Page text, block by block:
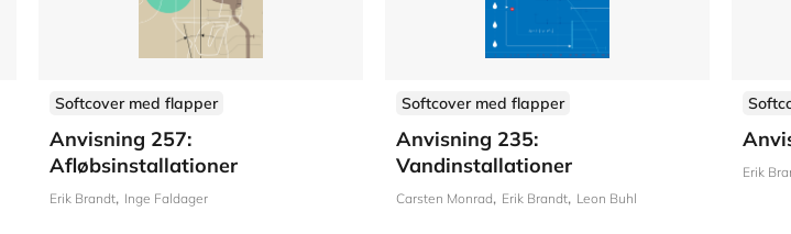
Softcover med flapper
Anvisning 257:
Afløbsinstallationer
Erik Brandt Inge Faldager
Softcover med flapper
Anvisning 235:
Vandinstallationer
Carsten Monrad Erik Brandt Leon Buhl
Erik